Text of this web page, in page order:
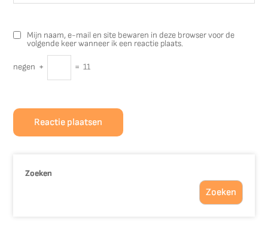
Mijn naam, e-mail en site bewaren in deze browser voor de
volgende keer wanneer ik een reactie plaats.
negen + = 11
Zoeken
Zoeken